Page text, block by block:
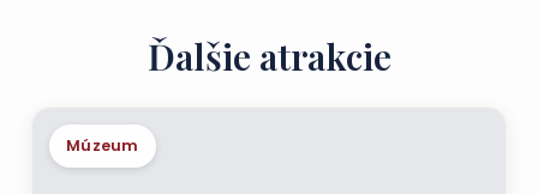
Ďalšie atrakcie
Múzeum